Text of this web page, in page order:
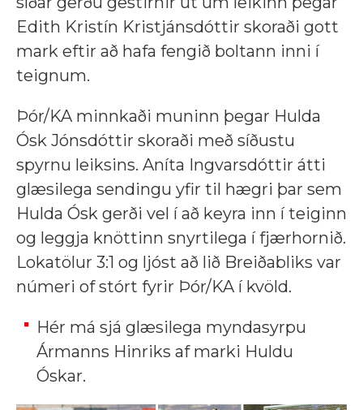
Edith Kristín Kristjánsdóttir skoraði gott
mark eftir að hafa fengið boltann inni í
teignum.
Þór/KA minnkaði muninn þegar Hulda
Ósk Jónsdóttir skoraði með síðustu
spyrnu leiksins. Aníta Ingvarsdóttir átti
glæsilega sendingu yfir til hægri þar sem
Hulda Ósk gerði vel í að keyra inn í teiginn
og leggja knöttinn snyrtilega í fjærhornið.
Lokatölur 3:1 og ljóst að lið Breiðabliks var
númeri of stórt fyrir Þór/KA í kvöld.
Hér má sjá glæsilega myndasyrpu
Ármanns Hinriks af marki Huldu
Óskar.